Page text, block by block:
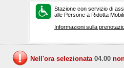
Stazione con servizio di
alle Persone a Ridotta
Informazioni sulla
Nell'ora selezionata 04.00